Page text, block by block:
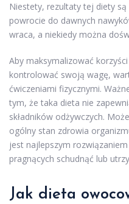
Niestety, rezultaty tej diety
powrocie do dawnych
wraca, a niekiedy można
Aby maksymalizować
kontrolować swoją wagę,
ćwiczeniami fizycznymi.
tym, że taka dieta nie
składników odżywczych.
ogólny stan zdrowia
jest najlepszym
pragnących schudnąć lub
Jak dieta